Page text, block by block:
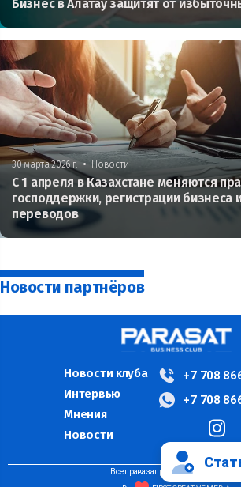
Бизнес в Алатау защитят от
30 марта 2026 г. • Новости
С 1 апреля в Казахстане меняются
господдержки, регистрации бизнеса
переводов
Новости партнёров
Новости клуба
Интервью
Мнения
Новости
+7 708
+7 708
Все права защищены ©PARASAT, 2024